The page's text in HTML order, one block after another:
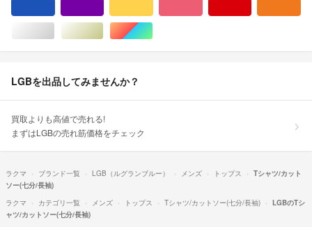
シルバー/銀色系ゴールド/金色系マルチカラー
LGBを出品してみませんか？
買取よりも高値で売れる!
まずはLGBの売れ筋価格をチェック
ラクマ ブランド一覧 LGB（ルグランブルー） メンズ トップス
Tシャツ/カット
ソー(七分/長袖)
ラクマ
カテゴリ一覧 メンズ トップス Tシャツ/カットソー(七分/長袖)
LGBのTシ
ャツ/カットソー(七分/長袖)